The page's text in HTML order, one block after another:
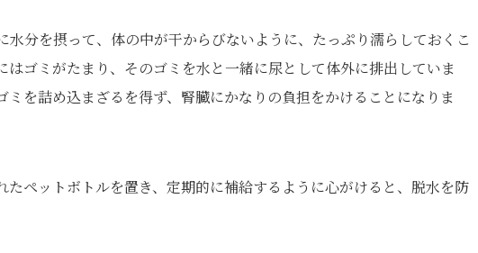
水分を摂って、体の中が干からびないように、たっぷり濡らしておくこ
はゴミがたまり、そのゴミを水と一緒に尿として体外に排出していま
を詰め込まざるを得ず、腎臓にかなりの負担をかけることになりま
ペットボトルを置き、定期的に補給するように心がけると、脱水を防